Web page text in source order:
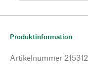
Produktinformation
Artikelnummer 215312